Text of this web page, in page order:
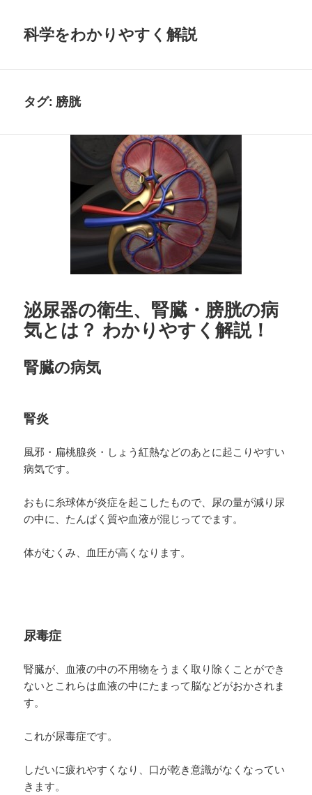
科学をわかりやすく解説
タグ: 膀胱
泌尿器の衛生、腎臓・膀胱の病
気とは？ わかりやすく解説！
腎臓の病気
腎炎
風邪・扁桃腺炎・しょう紅熱などのあとに起こりやすい
病気です。
おもに糸球体が炎症を起こしたもので、尿の量が減り尿
の中に、たんぱく質や血液が混じってでます。
体がむくみ、血圧が高くなります。
尿毒症
腎臓が、血液の中の不用物をうまく取り除くことができ
ないとこれらは血液の中にたまって脳などがおかされま
す。
これが尿毒症です。
しだいに疲れやすくなり、口が乾き意識がなくなってい
きます。